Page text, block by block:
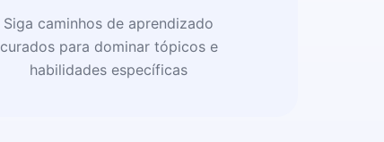
Siga caminhos de aprendizado
curados para dominar tópicos e
habilidades específicas